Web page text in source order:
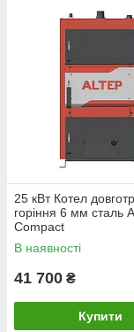
25 кВт Котел
горіння 6 мм сталь
Compact
В наявності
41 700 ₴
Купити